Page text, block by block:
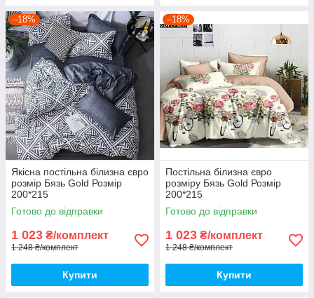
–18%
Якісна постільна білизна євро
розмір Бязь Gold Розмір
200*215
Готово до відправки
1 023 ₴/комплект
1 248 ₴/комплект
Купити
–18%
Постільна білизна євро
розміру Бязь Gold Розмір
200*215
Готово до відправки
1 023 ₴/комплект
1 248 ₴/комплект
Купити